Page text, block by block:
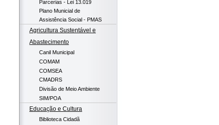
Parcerias - Lei 13.019
Plano Municial de
Assistência Social - PMAS
Agricultura Sustentável e
Abastecimento
Canil Municipal
COMAM
COMSEA
CMADRS
Divisão de Meio Ambiente
SIM/POA
Educação e Cultura
Biblioteca Cidadã